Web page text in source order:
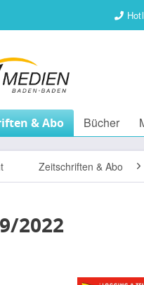
& Abo Bücher
Zeitschriften & Abo
2022